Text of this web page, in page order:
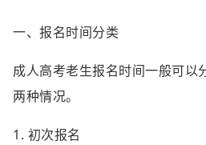
一、报名时间分类
成人高考老生报名时间一般可以
两种情况。
1. 初次报名